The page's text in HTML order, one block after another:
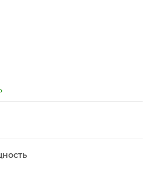
от коэффициента